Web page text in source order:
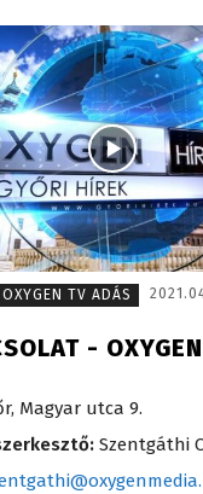
OXYGEN TV ADÁS
-
Magyar utca 9.
Szentgáthi